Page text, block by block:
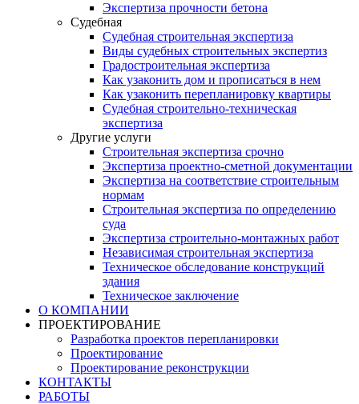
Экспертиза прочности бетона
Судебная
Судебная строительная экспертиза
Виды судебных строительных экспертиз
Градостроительная экспертиза
Как узаконить дом и прописаться в нем
Как узаконить перепланировку квартиры
Судебная строительно-техническая
экспертиза
Другие услуги
Строительная экспертиза срочно
Экспертиза проектно-сметной документации
Экспертиза на соответствие строительным
нормам
Строительная экспертиза по определению
суда
Экспертиза строительно-монтажных работ
Независимая строительная экспертиза
Техническое обследование конструкций
здания
Техническое заключение
О КОМПАНИИ
ПРОЕКТИРОВАНИЕ
Разработка проектов перепланировки
Проектирование
Проектирование реконструкции
КОНТАКТЫ
РАБОТЫ